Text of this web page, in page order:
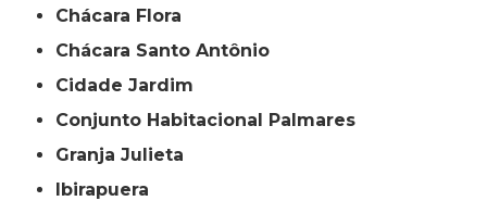
Chácara Flora
Chácara Santo Antônio
Cidade Jardim
Conjunto Habitacional Palmares
Granja Julieta
Ibirapuera